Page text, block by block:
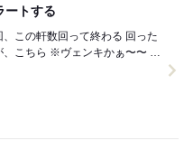
ートする